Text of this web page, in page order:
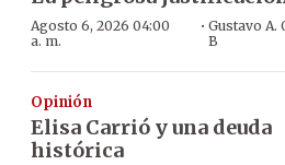
Agosto 6, 2026 04:00
a. m.
· Gustavo A.
B
Opinión
Elisa Carrió y una deuda
histórica